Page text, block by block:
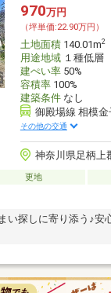
970万円
（坪単価:22.90万円）
土地面積140.01m2
用途地域１種低層
建ぺい率50%
容積率100%
建築条件なし
御殿場線 相模
その他の交通
神奈川県足柄上
更地
い探しに寄り添う♪安